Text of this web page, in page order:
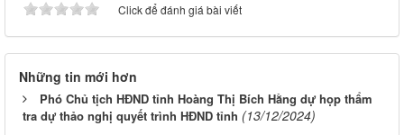
Click để đánh giá bài viết
Những tin mới hơn
Phó Chủ tịch HĐND tỉnh Hoàng Thị Bích Hằng dự họp thẩm
tra dự thảo nghị quyết trình HĐND tỉnh (13/12/2024)